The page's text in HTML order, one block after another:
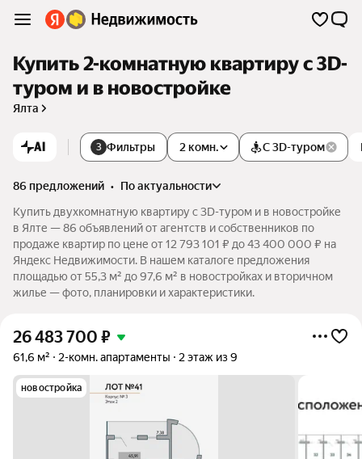
Купить 2-комнатную квартиру c 3D-
туром и в новостройке
Ялта
AI 3 Фильтры 2 комн. С 3D-туром
86 предложений •
по актуальности
Купить двухкомнатную квартиру c 3D-туром и в новостройке
в Ялте — 86 объявлений от агентств и собственников по
продаже квартир по цене от 12 793 101 ₽ до 43 400 000 ₽ на
Яндекс Недвижимости. В нашем каталоге предложения
площадью от 55,3 м² до 97,6 м² в новостройках и вторичном
жилье — фото, планировки и характеристики.
26 483 700 ₽
61,6 м² 2-комн. апартаменты 2 этаж из 9
новостройка